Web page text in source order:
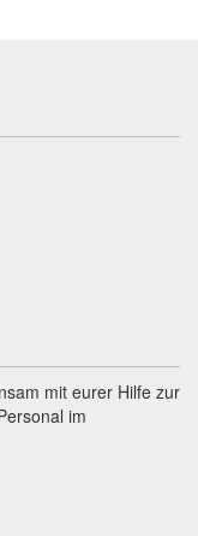
mit eurer Hilfe zur
im